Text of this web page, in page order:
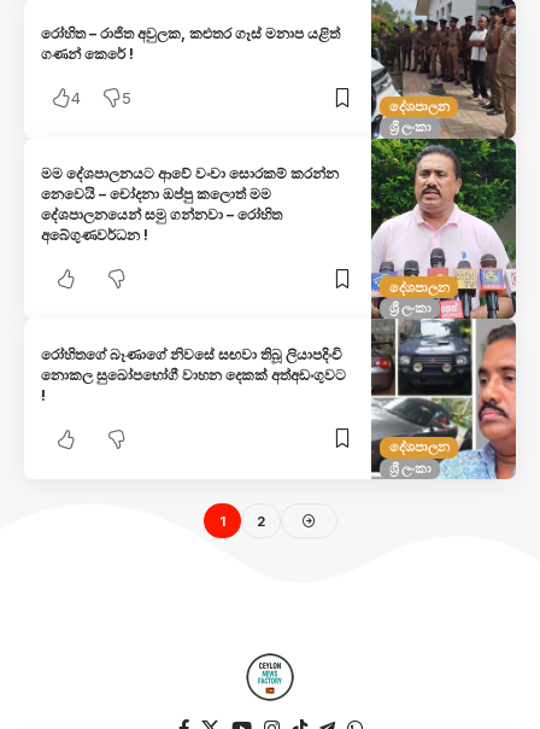
දේශපාලන
ශ්‍රී ලංකා
රෝහිත – රාජිත අවුලක, කළුතර ගෑස් මනාප යළිත්
ගණන් කෙරේ !
4 5
දේශපාලන
ශ්‍රී ලංකා
මම දේශපාලනයට ආවේ වංචා සොරකම් කරන්න
නෙවෙයි – චෝදනා ඔප්පු කලොත් මම
දේශපාලනයෙන් සමු ගන්නවා – රෝහිත
අබේගුණවර්ධන !
දේශපාලන
ශ්‍රී ලංකා
රෝහිතගේ බෑණාගේ නිවසේ සඟවා තිබූ ලියාපදිංචි
නොකල සුඛෝපභෝගී වාහන දෙකක් අත්අඩංගුවට
!
1 2